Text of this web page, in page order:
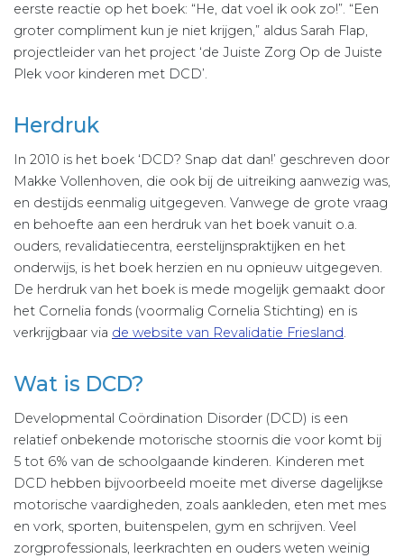
eerste reactie op het boek: “He, dat voel ik ook zo!”. “Een
groter compliment kun je niet krijgen,” aldus Sarah Flap,
projectleider van het project ‘de Juiste Zorg Op de Juiste
Plek voor kinderen met DCD’.
Herdruk
In 2010 is het boek ‘DCD? Snap dat dan!’ geschreven door
Makke Vollenhoven, die ook bij de uitreiking aanwezig was,
en destijds eenmalig uitgegeven. Vanwege de grote vraag
en behoefte aan een herdruk van het boek vanuit o.a.
ouders, revalidatiecentra, eerstelijnspraktijken en het
onderwijs, is het boek herzien en nu opnieuw uitgegeven.
De herdruk van het boek is mede mogelijk gemaakt door
het Cornelia fonds (voormalig Cornelia Stichting) en is
verkrijgbaar via de website van Revalidatie Friesland.
Wat is DCD?
Developmental Coördination Disorder (DCD) is een
relatief onbekende motorische stoornis die voor komt bij
5 tot 6% van de schoolgaande kinderen. Kinderen met
DCD hebben bijvoorbeeld moeite met diverse dagelijkse
motorische vaardigheden, zoals aankleden, eten met mes
en vork, sporten, buitenspelen, gym en schrijven. Veel
zorgprofessionals, leerkrachten en ouders weten weinig